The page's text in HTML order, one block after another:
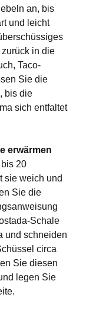
an, bis
und leicht
in die
Taco-
Sie die
bis die
sich entfaltet
erwärmen
20
sie weich und
Sie die
Schale
und schneiden
circa
Sie diesen
legen Sie